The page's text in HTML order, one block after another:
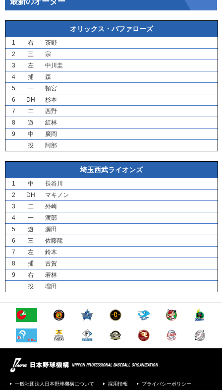
オリックス・バファローズ
1 右
茶野
2
三
宗
3
左
中川圭
4
捕
森
5
一
頓宮
6
DH
杉本
7
二
西野
8
遊
紅林
9
中
廣岡
投
阿部
埼玉西武ライオンズ
1 中
長谷川
2
DH
マキノン
3
二
外崎
4
一
渡部
5
遊
源田
6
三
佐藤龍
7
左
鈴木
8
捕
古賀
9
右
若林
投
増田
一般社団法人日本野球機構について 採用情報 プライバシーポリシー